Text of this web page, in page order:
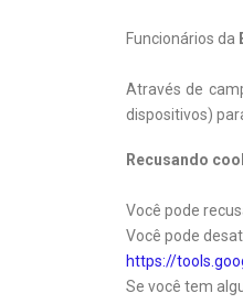
Funcionários da
Através de
dispositivos)
Recusando
Você pode
Você pode
https://
Se você tem